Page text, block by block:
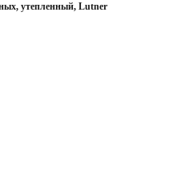
утепленный, Lutner